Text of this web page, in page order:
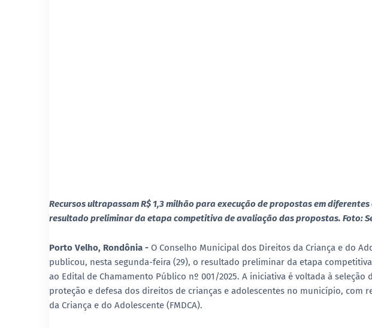
Recursos ultrapassam R$ 1,3 milhão para execução de propostas em
resultado preliminar da etapa competitiva de avaliação das propostas. Foto:
Porto Velho, Rondônia - O Conselho Municipal dos Direitos da Criança e do
publicou, nesta segunda-feira (29), o resultado preliminar da etapa
ao Edital de Chamamento Público nº 001/2025. A iniciativa é voltada à seleção
proteção e defesa dos direitos de crianças e adolescentes no município, com
da Criança e do Adolescente (FMDCA).